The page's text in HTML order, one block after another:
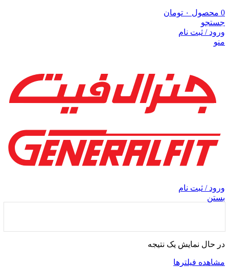
0 محصول ۰ تومان
جستجو
ورود / ثبت نام
منو
ورود / ثبت نام
بستن
در حال نمایش یک نتیجه
مشاهده فیلترها